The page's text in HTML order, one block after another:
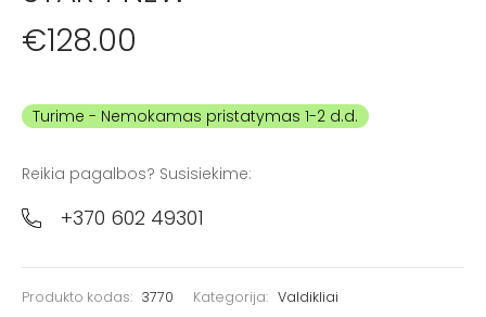
€128.00
Turime
Reikia pagalbos? Susisiekime:
+370 602 49301
Produkto kodas: 3770 Kategorija: Valdikliai